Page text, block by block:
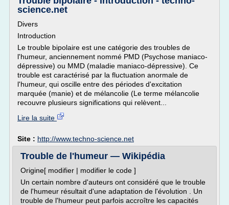
science.net
Divers
Introduction
Le trouble bipolaire est une catégorie des troubles de
l'humeur, anciennement nommé PMD (Psychose maniaco-
dépressive) ou MMD (maladie maniaco-dépressive). Ce
trouble est caractérisé par la fluctuation anormale de
l'humeur, qui oscille entre des périodes d'excitation
marquée (manie) et de mélancolie (Le terme mélancolie
recouvre plusieurs significations qui relèvent...
Lire la suite
Site : http://www.techno-science.net
Trouble de l'humeur — Wikipédia
Origine[ modifier | modifier le code ]
Un certain nombre d'auteurs ont considéré que le trouble
de l'humeur résultait d'une adaptation de l'évolution . Un
trouble de l'humeur peut parfois accroître les capacités